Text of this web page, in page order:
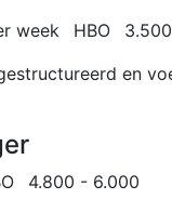
week HBO
en
4.800 - 6.000